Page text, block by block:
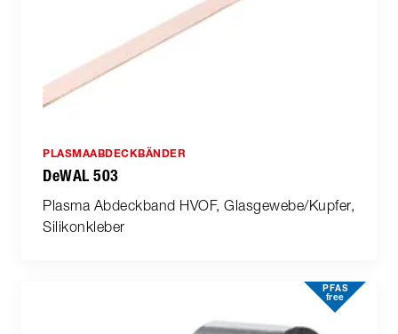
PLASMAABDECKBÄNDER
DeWAL 503
Plasma Abdeckband HVOF, Glasgewebe/Kupfer,
Silikonkleber
PFAS
free